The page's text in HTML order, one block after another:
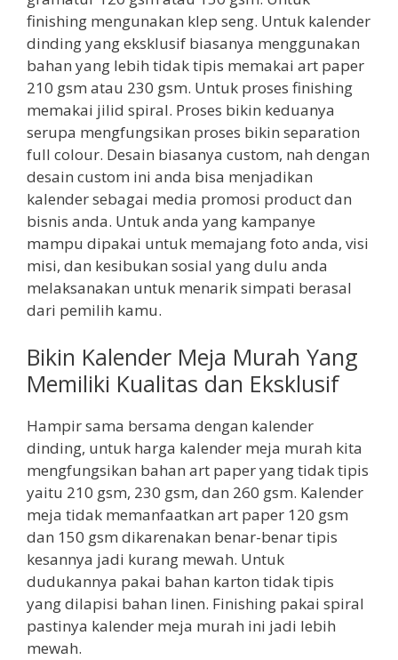
finishing mengunakan klep seng. Untuk kalender
dinding yang eksklusif biasanya menggunakan
bahan yang lebih tidak tipis memakai art paper
210 gsm atau 230 gsm. Untuk proses finishing
memakai jilid spiral. Proses bikin keduanya
serupa mengfungsikan proses bikin separation
full colour. Desain biasanya custom, nah dengan
desain custom ini anda bisa menjadikan
kalender sebagai media promosi product dan
bisnis anda. Untuk anda yang kampanye
mampu dipakai untuk memajang foto anda, visi
misi, dan kesibukan sosial yang dulu anda
melaksanakan untuk menarik simpati berasal
dari pemilih kamu.
Bikin Kalender Meja Murah Yang
Memiliki Kualitas dan Eksklusif
Hampir sama bersama dengan kalender
dinding, untuk harga kalender meja murah kita
mengfungsikan bahan art paper yang tidak tipis
yaitu 210 gsm, 230 gsm, dan 260 gsm. Kalender
meja tidak memanfaatkan art paper 120 gsm
dan 150 gsm dikarenakan benar-benar tipis
kesannya jadi kurang mewah. Untuk
dudukannya pakai bahan karton tidak tipis
yang dilapisi bahan linen. Finishing pakai spiral
pastinya kalender meja murah ini jadi lebih
mewah.